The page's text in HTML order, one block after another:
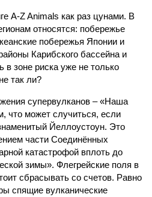
A-Z Animals как раз цунами. В
относятся: побережье
побережья Японии и
Карибского бассейна и
в зоне риска уже не только
так ли?
супервулканов – «Наша
что может случиться, если
Йеллоустоун. Это
части Соединённых
катастрофой вплоть до
зимы». Флегрейские поля в
сбрасывать со счетов. Равно
спящие вулканические